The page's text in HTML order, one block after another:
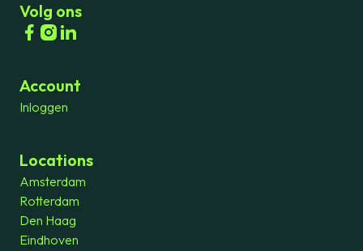
Volg ons
Account
Inloggen
Locations
Amsterdam
Rotterdam
Den Haag
Eindhoven